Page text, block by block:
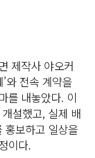
제작사 야오커
’와 전속 계약을
를 내놓았다. 이
설했고, 실제 배
홍보하고 일상을
이다.